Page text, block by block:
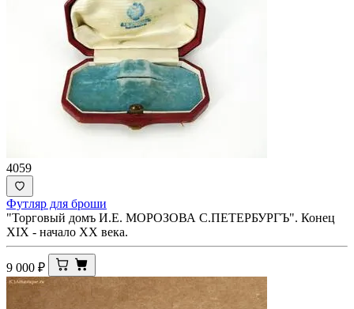
4059
Футляр для броши
"Торговый домъ И.Е. МОРОЗОВА С.ПЕТЕРБУРГЪ". Конец
XIX - начало ХХ века.
9 000 ₽